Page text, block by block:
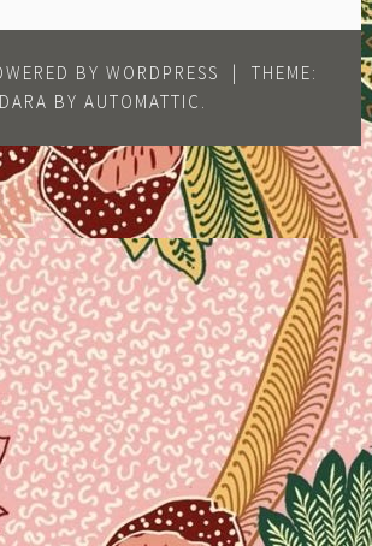
BY WORDPRESS |
THEME:
DARA BY AUTOMATTIC .